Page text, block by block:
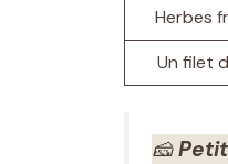
Herbes
Un filet
🧀